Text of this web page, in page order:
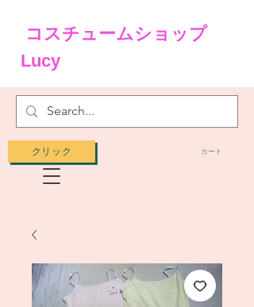
カート
クリック
コスチュームショップ
Lucy